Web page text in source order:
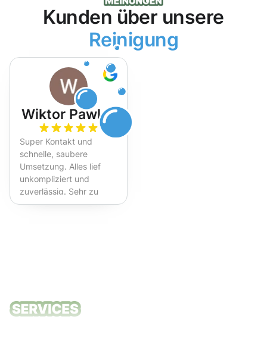
Kunden über unsere
Reinigung
Wiktor Pawlak
Super Kontakt und
schnelle, saubere
Umsetzung. Alles lief
unkompliziert und
zuverlässig. Sehr zu
empfehlen!